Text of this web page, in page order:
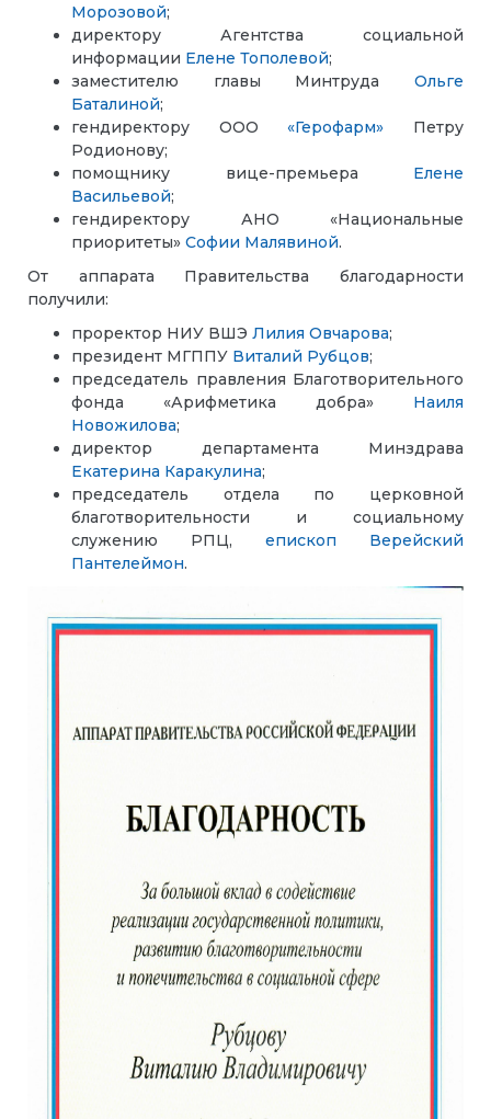
Морозовой;
директору Агентства социальной
информации Елене Тополевой;
заместителю главы Минтруда Ольге
Баталиной;
гендиректору ООО«Герофарм» Петру
Родионову;
помощнику вице-премьера Елене
Васильевой;
гендиректору АНО «Национальные
приоритеты» Софии Малявиной.
От аппарата Правительства благодарности
получили:
проректор НИУ ВШЭ Лилия Овчарова;
президент МГППУ Виталий Рубцов;
председатель правления Благотворительного
фонда «Арифметика добра» Наиля
Новожилова;
директор департамента Минздрава
Екатерина Каракулина;
председатель отдела по церковной
благотворительности и социальному
служению РПЦ, епископ Верейский
Пантелеймон.